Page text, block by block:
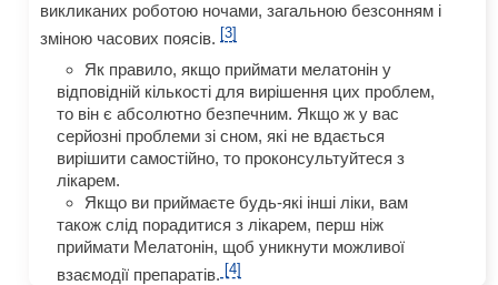
викликаних роботою ночами, загальною безсонням і
зміною часових поясів. [3]
Як правило, якщо приймати мелатонін у
відповідній кількості для вирішення цих проблем,
то він є абсолютно безпечним. Якщо ж у вас
серйозні проблеми зі сном, які не вдається
вирішити самостійно, то проконсультуйтеся з
лікарем.
Якщо ви приймаєте будь-які інші ліки, вам
також слід порадитися з лікарем, перш ніж
приймати Мелатонін, щоб уникнути можливої
взаємодії препаратів. [4]